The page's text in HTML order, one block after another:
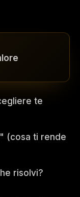
te
(cosa ti rende
risolvi?